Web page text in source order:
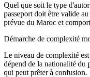
Quel que soit le type
passeport doit être valide
prévue du Maroc et
Démarche de complexité
Le niveau de complexité
dépend de la nationalité du
qui peut prêter à confusion.